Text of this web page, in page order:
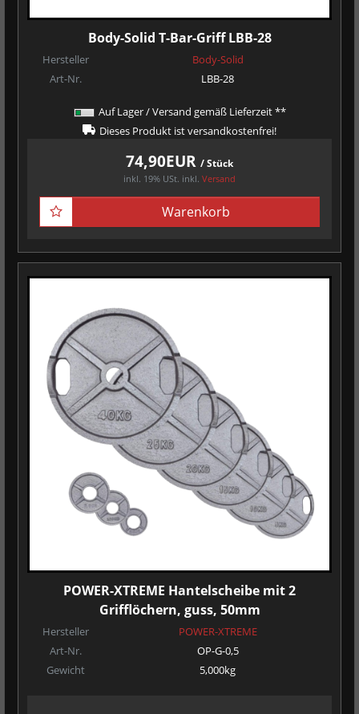
Body-Solid T-Bar-Griff LBB-28
Hersteller
Body-Solid
Art-Nr.
LBB-28
Auf Lager / Versand gemäß Lieferzeit **
Dieses Produkt ist versandkostenfrei!
74,90EUR / Stück
inkl. 19% USt. inkl. Versand
Warenkorb
POWER-XTREME Hantelscheibe mit 2
Grifflöchern, guss, 50mm
Hersteller
POWER-XTREME
Art-Nr.
OP-G-0,5
Gewicht
5,000kg